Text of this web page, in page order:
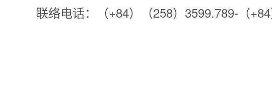
联络电话：（+84）（258）3599.789-（